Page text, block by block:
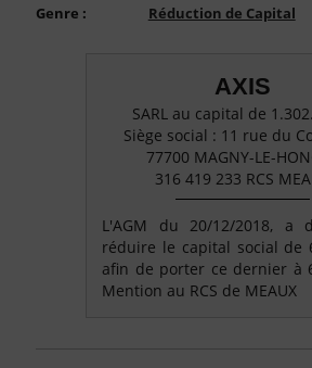
Genre :
Réduction de Capital
AXIS
SARL au capital de
Siège social : 11 rue du
77700 MAGNY-LE-
316 419 233 RCS
L'AGM du 20/12/2018, a
réduire le capital social de
afin de porter ce dernier à
Mention au RCS de MEAUX